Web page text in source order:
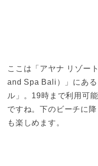
ここは「アヤナ リゾー
and Spa Bali）」にあ
ル」。19時まで利用可
ですね。下のビーチに
も楽しめます。